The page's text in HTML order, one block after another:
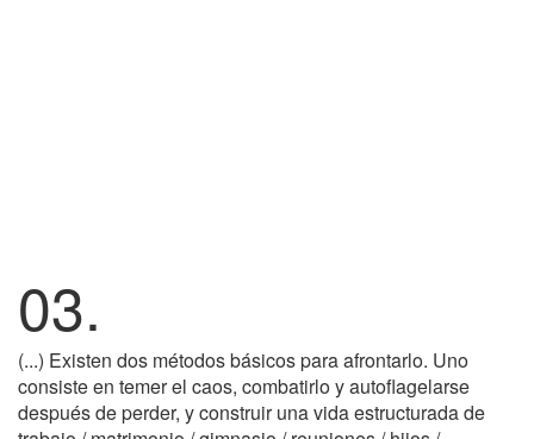
03.
(...) Existen dos métodos básicos para afrontarlo. Uno
consiste en temer el caos, combatirlo y autoflagelarse
después de perder, y construir una vida estructurada de